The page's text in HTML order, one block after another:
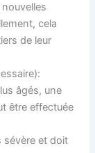
cela
de leur
âgés, une
être effectuée
sévère et doit